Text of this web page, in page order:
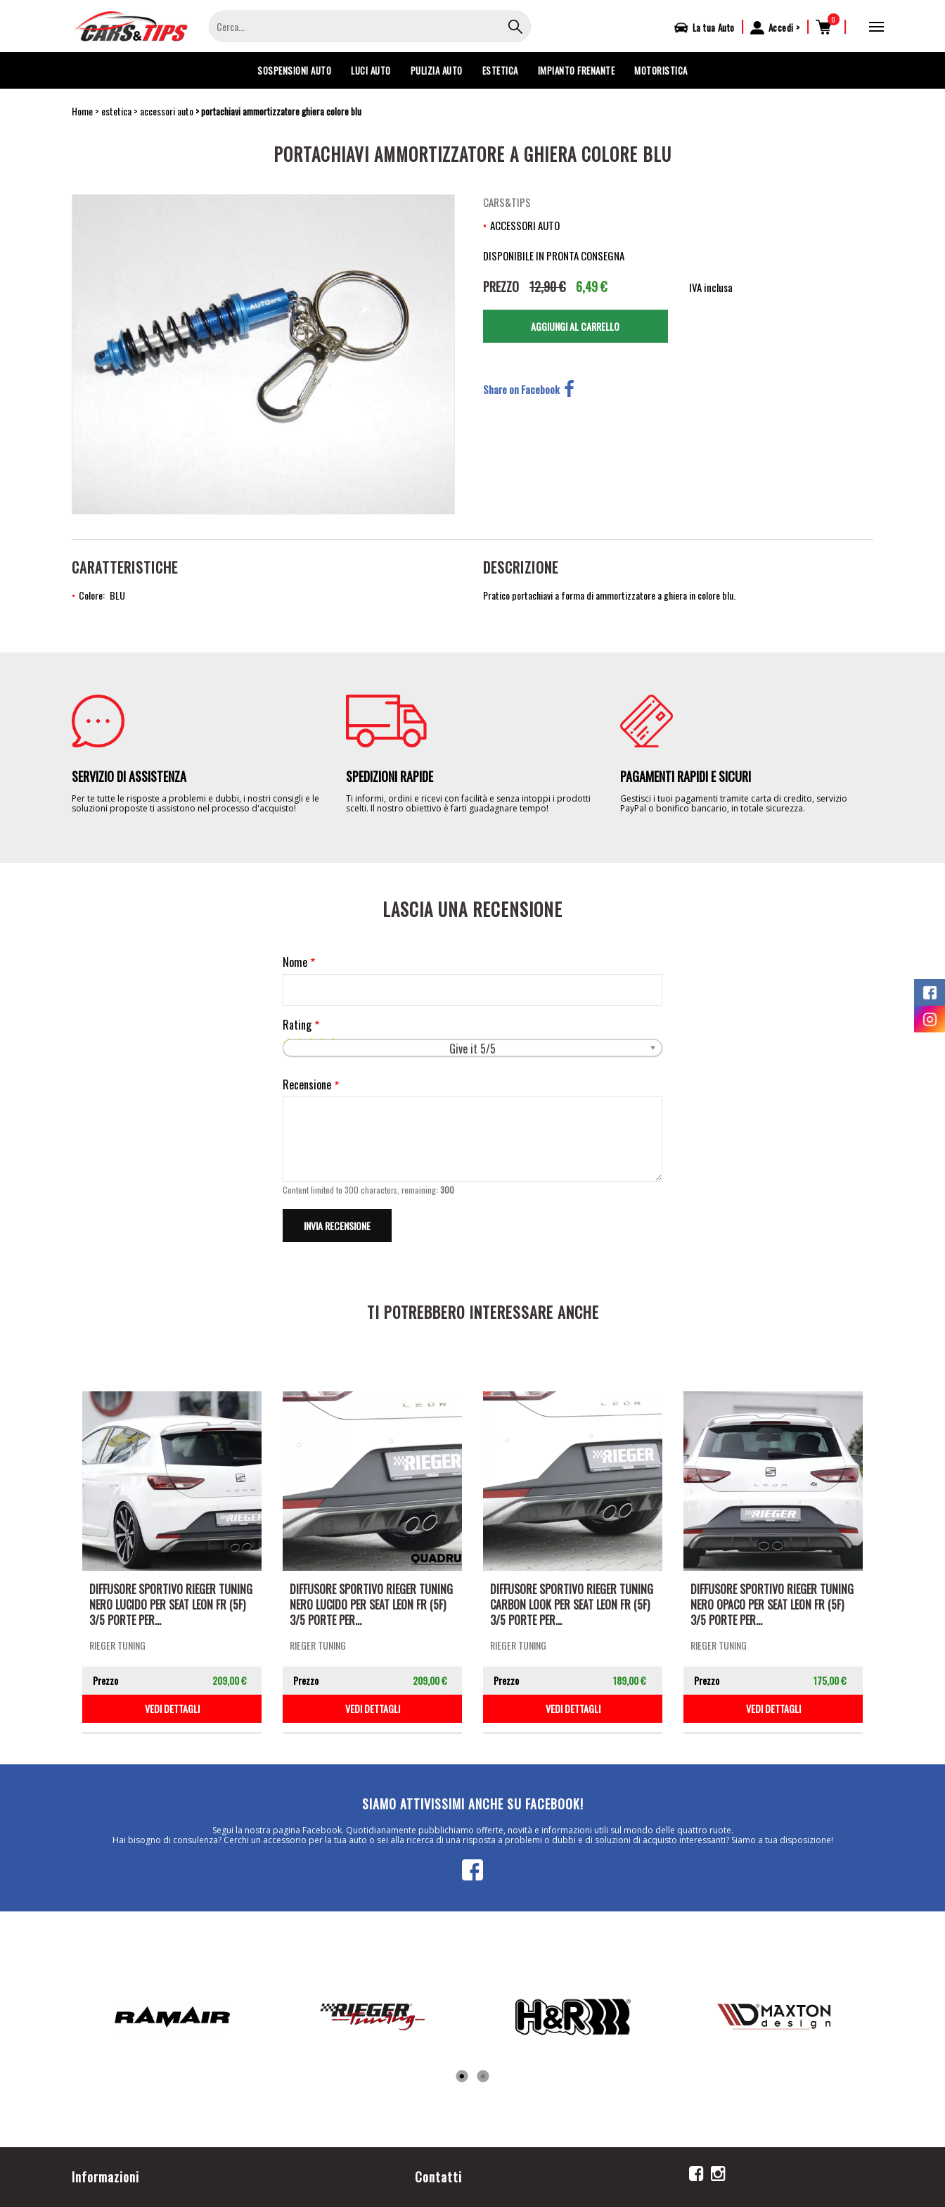
principale
La tua Auto | Accedi | 0 |
SOSPENSIONI AUTO LUCI AUTO PULIZIA AUTO ESTETICA IMPIANTO FRENANTE MOTORISTICA
Home estetica accessori auto portachiavi ammortizzatore ghiera colore blu
PORTACHIAVI AMMORTIZZATORE A GHIERA COLORE BLU
CARS&TIPS
ACCESSORI AUTO
DISPONIBILE IN PRONTA CONSEGNA
PREZZO 12,90 € 6,49 € IVA inclusa
Share on Facebook
CARATTERISTICHE
Colore BLU
DESCRIZIONE
Pratico portachiavi a forma di ammortizzatore a ghiera in colore blu.
Image
SERVIZIO DI ASSISTENZA
Per te tutte le risposte a problemi e dubbi, i nostri consigli e le
soluzioni proposte ti assistono nel processo d'acquisto!
Image
SPEDIZIONI RAPIDE
Ti informi, ordini e ricevi con facilità e senza intoppi i prodotti
scelti. Il nostro obiettivo è farti guadagnare tempo!
Image
PAGAMENTI RAPIDI E SICURI
Gestisci i tuoi pagamenti tramite carta di credito, servizio
PayPal o bonifico bancario, in totale sicurezza.
LASCIA UNA RECENSIONE
Nome
Rating
Give it 5/5
Recensione
Content limited to 300 characters, remaining: 300
TI POTREBBERO INTERESSARE ANCHE
DIFFUSORE SPORTIVO RIEGER TUNING
NERO LUCIDO PER SEAT LEON FR (5F)
3/5 PORTE PER...
RIEGER TUNING
Prezzo
209,00 €
VEDI DETTAGLI
DIFFUSORE SPORTIVO RIEGER TUNING
NERO LUCIDO PER SEAT LEON FR (5F)
3/5 PORTE PER...
RIEGER TUNING
Prezzo
209,00 €
VEDI DETTAGLI
DIFFUSORE SPORTIVO RIEGER TUNING
CARBON LOOK PER SEAT LEON FR (5F)
3/5 PORTE PER...
RIEGER TUNING
Prezzo
189,00 €
VEDI DETTAGLI
DIFFUSORE SPORTIVO RIEGER TUNING
NERO OPACO PER SEAT LEON FR (5F)
3/5 PORTE PER...
RIEGER TUNING
Prezzo
175,00 €
VEDI DETTAGLI
SIAMO ATTIVISSIMI ANCHE SU FACEBOOK!
Segui la nostra pagina Facebook. Quotidianamente pubblichiamo offerte, novità e informazioni utili sul mondo delle quattro ruote.
Hai bisogno di consulenza? Cerchi un accessorio per la tua auto o sei alla ricerca di una risposta a problemi o dubbi e di soluzioni di acquisto interessanti? Siamo a tua disposizione!
Informazioni Contatti